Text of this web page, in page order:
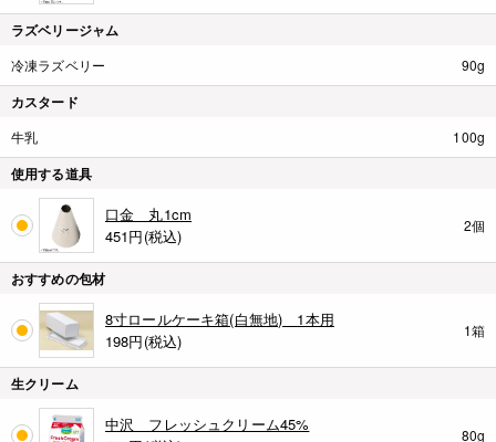
ラズベリージャム
冷凍ラズベリー 90g
カスタード
牛乳 100g
使用する道具
口金 丸1cm
451円(税込)
2個
おすすめの包材
8寸ロールケーキ箱(白無地) 1本用
198円(税込)
1箱
生クリーム
中沢 フレッシュクリーム45%
80g